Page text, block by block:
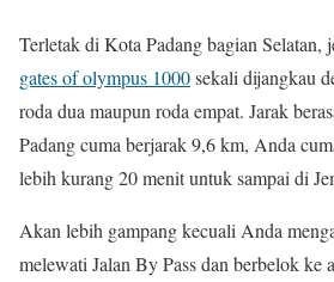
Terletak di Kota Padang bagian Selatan,
gates of olympus 1000sekali dijangkau
roda dua maupun roda empat. Jarak
Padang cuma berjarak 9,6 km, Anda
lebih kurang 20 menit untuk sampai di
Akan lebih gampang kecuali Anda
melewati Jalan By Pass dan berbelok ke